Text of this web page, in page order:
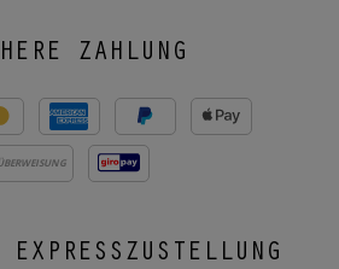
ZAHLUNG
EXPRESSZUSTELLUNG